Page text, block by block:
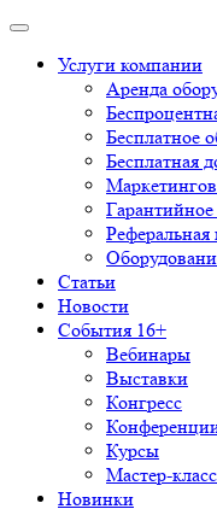
Услуги компании
Аренда
Бесплатное
Бесплатная
Статьи
Новости
События 16+
Вебинары
Выставки
Конгресс
Курсы
Мастер-
Новинки